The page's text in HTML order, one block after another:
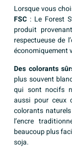
Lorsque vous
FSC : Le Forest
produit
respectueuse de
économiquement
Des colorants
plus souvent
qui sont nocifs
aussi pour ceux
colorants
l’encre
beaucoup plus
soja.